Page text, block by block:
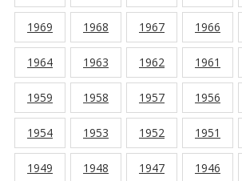
1969 1968 1967 1966
1964 1963 1962 1961
1959 1958 1957 1956
1954 1953 1952 1951
1949 1948 1947 1946